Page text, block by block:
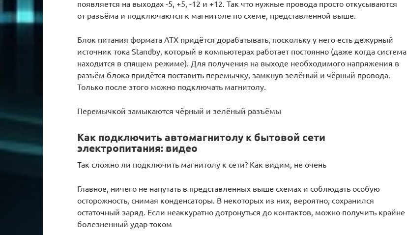
появляется на выходах -5, +5, -12 и +12. Так что нужные провода просто откусываются
от разъёма и подключаются к магнитоле по схеме, представленной выше.
Блок питания формата АТХ придётся дорабатывать, поскольку у него есть дежурный
источник тока Standby, который в компьютерах работает постоянно (даже когда система
находится в спящем режиме). Для получения на выходе необходимого напряжения в
разъём блока придётся поставить перемычку, замкнув зелёный и чёрный провода.
Только после этого можно подключать магнитолу.
Перемычкой замыкаются чёрный и зелёный разъёмы
Как подключить автомагнитолу к бытовой сети
электропитания: видео
Так сложно ли подключить магнитолу к сети? Как видим, не очень
Главное, ничего не напутать в представленных выше схемах и соблюдать особую
осторожность, снимая конденсаторы. В некоторых из них, вероятно, сохранился
остаточный заряд. Если неаккуратно дотронуться до контактов, можно получить крайне
болезненный удар током